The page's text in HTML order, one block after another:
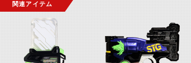
関連アイテム